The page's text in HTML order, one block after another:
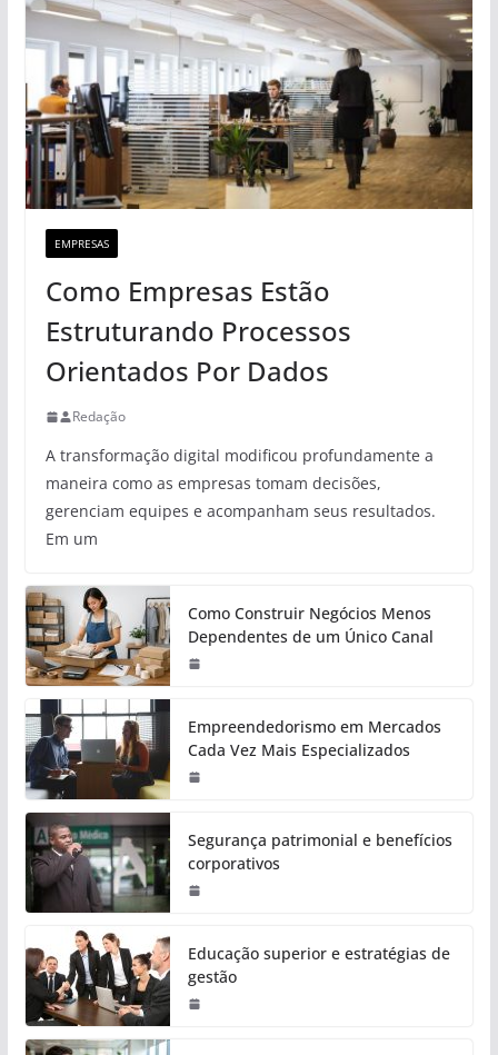
EMPRESAS
Como Empresas Estão
Estruturando Processos
Orientados Por Dados
Redação
A transformação digital modificou profundamente a
maneira como as empresas tomam decisões,
gerenciam equipes e acompanham seus resultados.
Em um
Como Construir Negócios Menos
Dependentes de um Único Canal
Empreendedorismo em Mercados
Cada Vez Mais Especializados
Segurança patrimonial e benefícios
corporativos
Educação superior e estratégias de
gestão